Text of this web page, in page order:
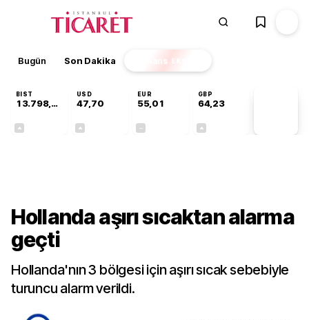
Bugün Son Dakika Finans EKSTRA
BIST
13.798,82
USD
47,70
EUR
55,01
GBP
64,23
Hollanda aşırı sıcaktan alarma
geçti
Hollanda'nın 3 bölgesi için aşırı sıcak sebebiyle
turuncu alarm verildi.